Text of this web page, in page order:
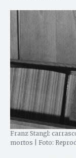
Franz Stangl:
mortos | Foto: